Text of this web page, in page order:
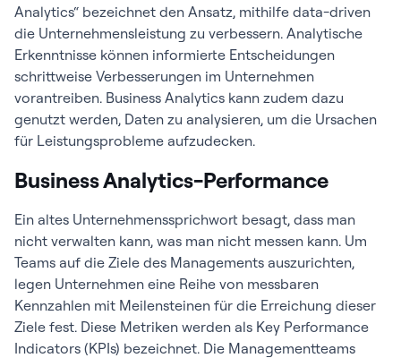
Analytics“ bezeichnet den Ansatz, mithilfe data-driven
die Unternehmensleistung zu verbessern. Analytische
Erkenntnisse können informierte Entscheidungen
schrittweise Verbesserungen im Unternehmen
vorantreiben. Business Analytics kann zudem dazu
genutzt werden, Daten zu analysieren, um die Ursachen
für Leistungsprobleme aufzudecken.
Business Analytics-Performance
Ein altes Unternehmenssprichwort besagt, dass man
nicht verwalten kann, was man nicht messen kann. Um
Teams auf die Ziele des Managements auszurichten,
legen Unternehmen eine Reihe von messbaren
Kennzahlen mit Meilensteinen für die Erreichung dieser
Ziele fest. Diese Metriken werden als Key Performance
Indicators (KPIs) bezeichnet. Die Managementteams